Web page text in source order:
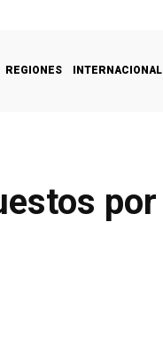
REGIONES INTERNACIONAL
por